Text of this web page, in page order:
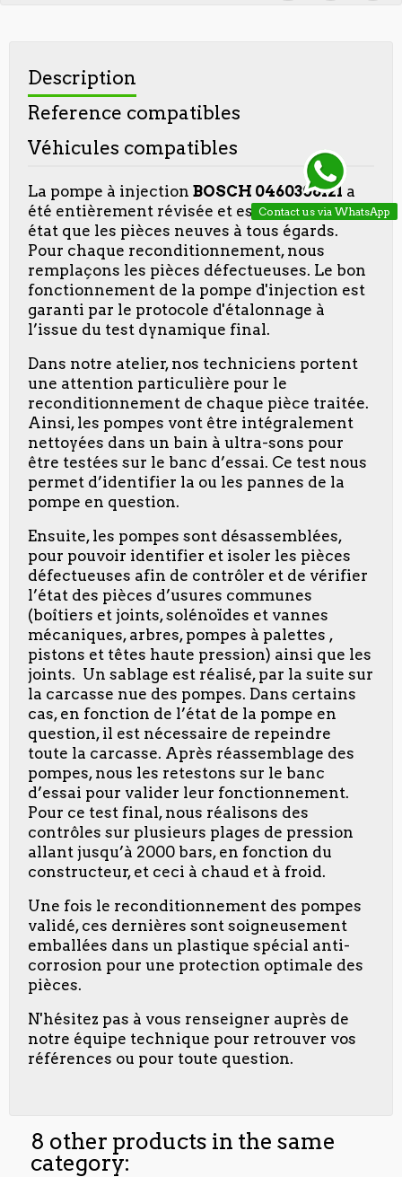
Description
Reference compatibles
Véhicules compatibles
La pompe à injection BOSCH 0460306121 a
été entièrement révisée et est dans le même
état que les pièces neuves à tous égards.
Pour chaque reconditionnement, nous
remplaçons les pièces défectueuses. Le bon
fonctionnement de la pompe d'injection est
garanti par le protocole d'étalonnage à
l’issue du test dynamique final.
Dans notre atelier, nos techniciens portent
une attention particulière pour le
reconditionnement de chaque pièce traitée.
Ainsi, les pompes vont être intégralement
nettoyées dans un bain à ultra-sons pour
être testées sur le banc d’essai. Ce test nous
permet d’identifier la ou les pannes de la
pompe en question.
Ensuite, les pompes sont désassemblées,
pour pouvoir identifier et isoler les pièces
défectueuses afin de contrôler et de vérifier
l’état des pièces d’usures communes
(boîtiers et joints, solénoïdes et vannes
mécaniques, arbres, pompes à palettes ,
pistons et têtes haute pression) ainsi que les
joints. Un sablage est réalisé, par la suite sur
la carcasse nue des pompes. Dans certains
cas, en fonction de l’état de la pompe en
question, il est nécessaire de repeindre
toute la carcasse. Après réassemblage des
pompes, nous les retestons sur le banc
d’essai pour valider leur fonctionnement.
Pour ce test final, nous réalisons des
contrôles sur plusieurs plages de pression
allant jusqu’à 2000 bars, en fonction du
constructeur, et ceci à chaud et à froid.
Une fois le reconditionnement des pompes
validé, ces dernières sont soigneusement
emballées dans un plastique spécial anti-
corrosion pour une protection optimale des
pièces.
N'hésitez pas à vous renseigner auprès de
notre équipe technique pour retrouver vos
références ou pour toute question.
8 other products in the same
category:
Contact us via WhatsApp